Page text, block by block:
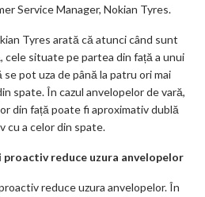
Service Manager, Nokian Tyres.
Tyres arată că atunci când sunt
cele situate pe partea din față a unui
pot uza de până la patru ori mai
spate. În cazul anvelopelor de vară,
din față poate fi aproximativ dublă
cu a celor din spate.
proactiv reduce uzura anvelopelor
reduce uzura anvelopelor. În